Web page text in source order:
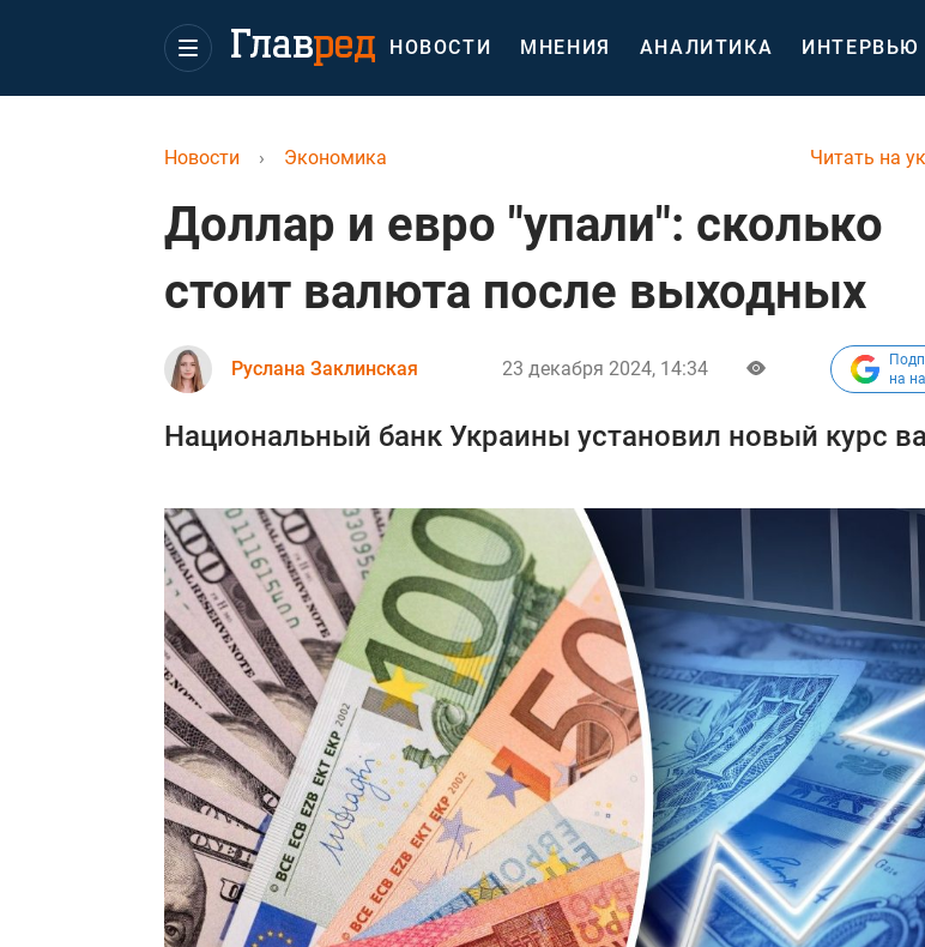
НОВОСТИ МНЕНИЯ АНАЛИТИКА ИНТЕРВЬЮ
Читать на
Новости › Экономика
Доллар и евро "упали": сколько
стоит валюта после выходных
Руслана Заклинская 23 декабря 2024, 14:34
на
Национальный банк Украины установил новый курс